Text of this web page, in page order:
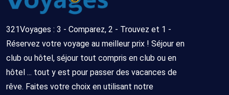
321Voyages : 3 - Comparez, 2 - Trouvez et 1 -
Réservez votre voyage au meilleur prix ! Séjour en
club ou hôtel, séjour tout compris en club ou en
hôtel ... tout y est pour passer des vacances de
rêve. Faites votre choix en utilisant notre